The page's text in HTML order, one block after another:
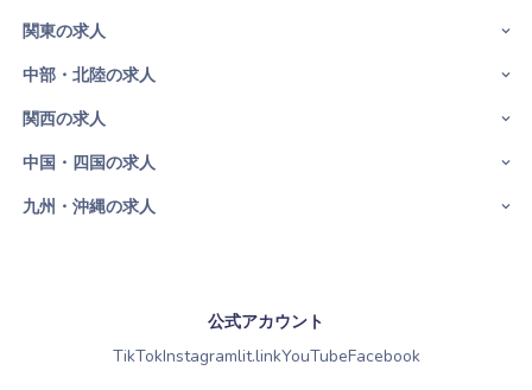
関東の求人
中部・北陸の求人
関西の求人
中国・四国の求人
九州・沖縄の求人
公式アカウント
TikTokInstagramlit.linkYouTubeFacebook